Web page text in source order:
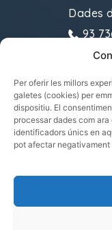
Per oferir les millors
galetes (cookies) per
dispositiu. El
processar dades com
identificadors únics en
pot afectar
Dades
93
C/
Gremi de